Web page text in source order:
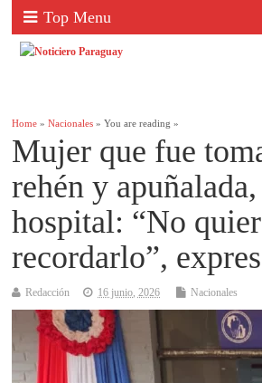
Top Menu
Home »Nacionales » You are reading »
Mujer que fue
rehén y
hospital: “No
recordarlo”,
Redacción 16 junio, 2026 Nacionales